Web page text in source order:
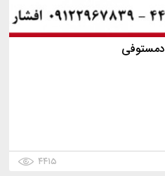
۴۴۱۵